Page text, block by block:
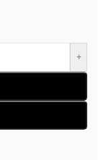
+